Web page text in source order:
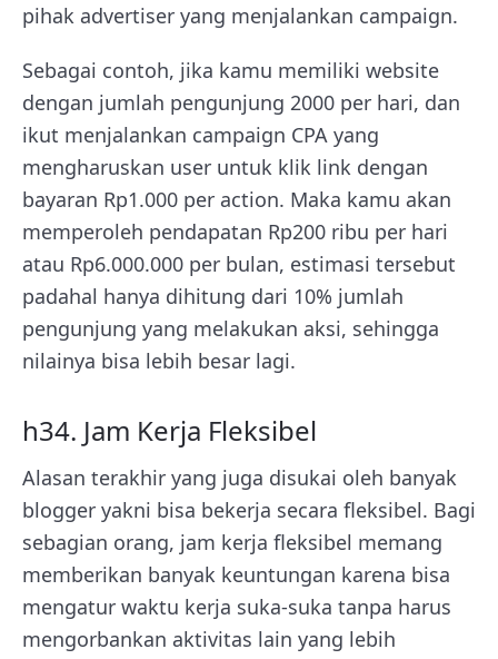
pihak advertiser yang menjalankan campaign.
Sebagai contoh, jika kamu memiliki website
dengan jumlah pengunjung 2000 per hari, dan
ikut menjalankan campaign CPA yang
mengharuskan user untuk klik link dengan
bayaran Rp1.000 per action. Maka kamu akan
memperoleh pendapatan Rp200 ribu per hari
atau Rp6.000.000 per bulan, estimasi tersebut
padahal hanya dihitung dari 10% jumlah
pengunjung yang melakukan aksi, sehingga
nilainya bisa lebih besar lagi.
h34. Jam Kerja Fleksibel
Alasan terakhir yang juga disukai oleh banyak
blogger yakni bisa bekerja secara fleksibel. Bagi
sebagian orang, jam kerja fleksibel memang
memberikan banyak keuntungan karena bisa
mengatur waktu kerja suka-suka tanpa harus
mengorbankan aktivitas lain yang lebih